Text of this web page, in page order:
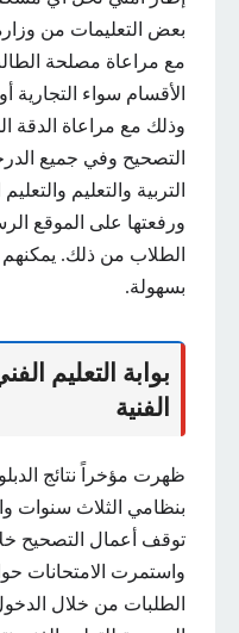
بعض التعليمات من وزارة
مع مراعاة مصلحة
الأقسام سواء التجارية
وذلك مع مراعاة الدقة
التصحيح وفي جميع
التربية والتعليم
ورفعتها على الموقع
الطلاب من ذلك.
بسهولة.
بوابة التعليم
الفنية
ظهرت مؤخراً نتائج
بنظامي الثلاث
توقف أعمال التصحيح
واستمرت الامتحانات
الطلبات من خلال الدخول